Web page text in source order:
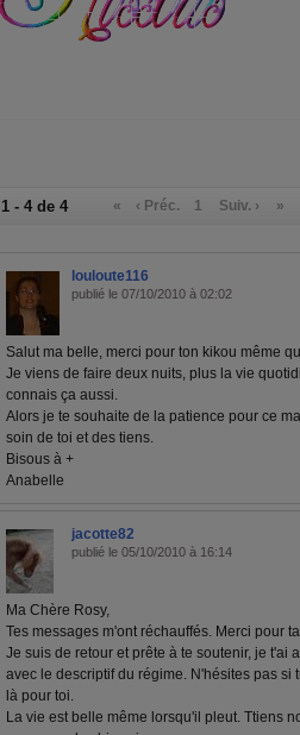
1 - 4 de 4 « ‹ Préc. 1 Suiv. › »
louloute116
publié le 07/10/2010 à 02:02
Salut ma belle, merci pour ton kikou même
Je viens de faire deux nuits, plus la vie
connais ça aussi.
Alors je te souhaite de la patience pour ce
soin de toi et des tiens.
Bisous à +
Anabelle
jacotte82
publié le 05/10/2010 à 16:14
Ma Chère Rosy,
Tes messages m'ont réchauffés. Merci pour
Je suis de retour et prête à te soutenir, je t'ai
avec le descriptif du régime. N'hésites pas si
là pour toi.
La vie est belle même lorsqu'il pleut. Ttiens